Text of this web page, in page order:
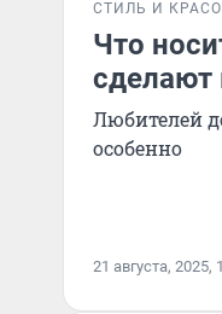
СТИЛЬ И
Что
Любителей
особенно
21 августа, 2025,